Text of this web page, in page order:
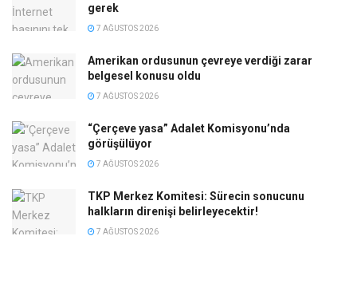
gerek
7 AĞUSTOS 2026
Amerikan ordusunun çevreye verdiği zarar
belgesel konusu oldu
7 AĞUSTOS 2026
“Çerçeve yasa” Adalet Komisyonu’nda
görüşülüyor
7 AĞUSTOS 2026
TKP Merkez Komitesi: Sürecin sonucunu
halkların direnişi belirleyecektir!
7 AĞUSTOS 2026